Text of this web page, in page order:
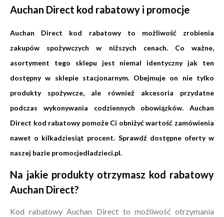
Auchan Direct kod rabatowy i promocje
Auchan Direct kod rabatowy to możliwość zrobienia
zakupów spożywczych w niższych cenach. Co ważne,
asortyment tego sklepu jest niemal identyczny jak ten
dostępny w sklepie stacjonarnym. Obejmuje on nie tylko
produkty spożywcze, ale również akcesoria przydatne
podczas wykonywania codziennych obowiązków. Auchan
Direct kod rabatowy pomoże Ci obniżyć wartość zamówienia
nawet o kilkadziesiąt procent. Sprawdź dostępne oferty w
naszej bazie promocjedladzieci.pl.
Na jakie produkty otrzymasz kod rabatowy
Auchan Direct?
Kod rabatowy Auchan Direct to możliwość otrzymania